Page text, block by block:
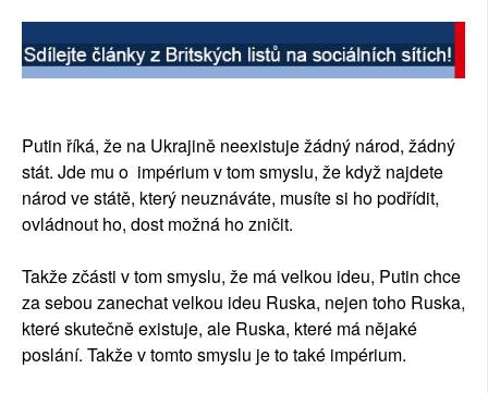
Putin říká, že na Ukrajině neexistuje žádný národ, žádný
stát. Jde mu o impérium v tom smyslu, že když najdete
národ ve státě, který neuznáváte, musíte si ho podřídit,
ovládnout ho, dost možná ho zničit.
Takže zčásti v tom smyslu, že má velkou ideu, Putin chce
za sebou zanechat velkou ideu Ruska, nejen toho Ruska,
které skutečně existuje, ale Ruska, které má nějaké
poslání. Takže v tomto smyslu je to také impérium.